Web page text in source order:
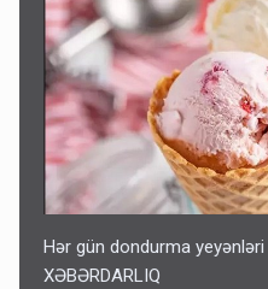
Hər gün dondurma
XƏBƏRDARLIQ